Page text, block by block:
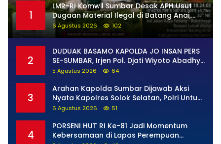
1
LMR-RI Komwil Sumbar Desak APH Usut
Dugaan Material Ilegal di Batang Anai,
Dugaan Keterkaitan PT UHA Diminta
Diselidiki Tuntas
6 Agustus 2026 102
2
DUDUAK BASAMO KAPOLDA JO INSAN PERS
SE-SUMBAR, Irjen Pol. Djati Wiyoto Abadhy
Tegaskan Tak Ada Ruang bagi Pelanggar
5 Agustus 2026 64
3
Arahan Kapolda Sumbar Dijawab Aksi
Nyata Kapolres Solok Selatan, Polri Untuk
Masyarakat Bukan Sekadar Slogan
6 Agustus 2026 51
4
PORSENI HUT RI Ke-81 Jadi Momentum
Kebersamaan di Lapas Perempuan